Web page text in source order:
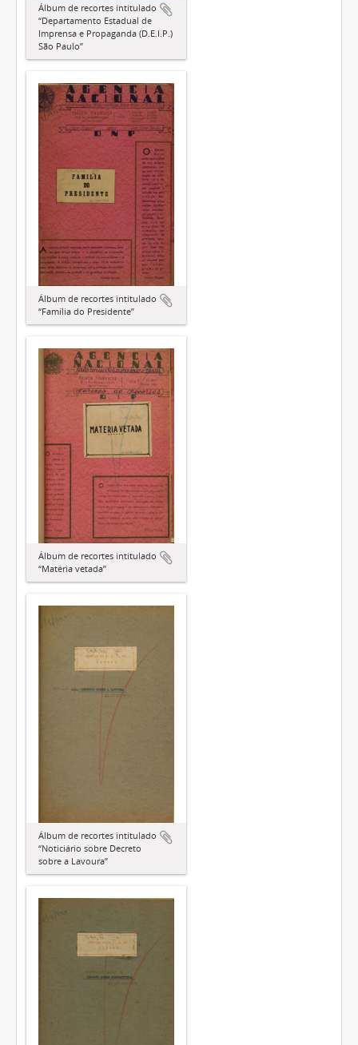
Álbum de recortes intitulado
“Departamento Estadual de
Imprensa e Propaganda (D.E.I.P.)
São Paulo”
Álbum de recortes intitulado
“Família do Presidente”
Álbum de recortes intitulado
“Matéria vetada”
Álbum de recortes intitulado
“Noticiário sobre Decreto
sobre a Lavoura”